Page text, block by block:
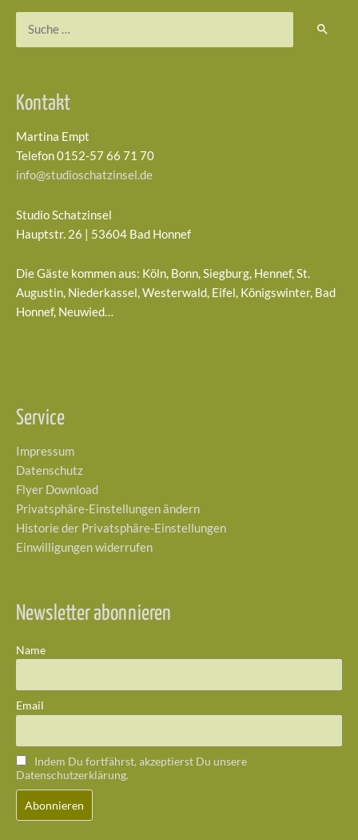
Kontakt
Martina Empt
Telefon 0152-57 66 71 70
info@studioschatzinsel.de
Studio Schatzinsel
Hauptstr. 26 | 53604 Bad Honnef
Die Gäste kommen aus: Köln, Bonn, Siegburg, Hennef, St.
Augustin, Niederkassel, Westerwald, Eifel, Königswinter, Bad
Honnef, Neuwied…
Service
Impressum
Datenschutz
Flyer Download
Privatsphäre-Einstellungen ändern
Historie der Privatsphäre-Einstellungen
Einwilligungen widerrufen
Newsletter abonnieren
Name
Email
Indem Du fortfährst, akzeptierst Du unsere
Datenschutzerklärung.